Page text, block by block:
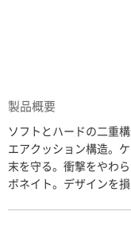
製品概要
ソフトとハードの二重
エアクッション構造。
末を守る。衝撃をやわ
ボネイト。デザインを